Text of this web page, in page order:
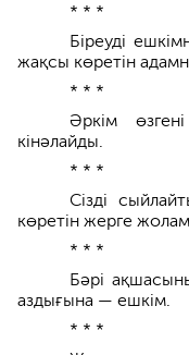
* * *
Біреуді
жақсы көретін
* * *
Әркім
кінәлайды.
* * *
Сізді
көретін жерге
* * *
Бәрі
аздығына — ешкім.
* * *